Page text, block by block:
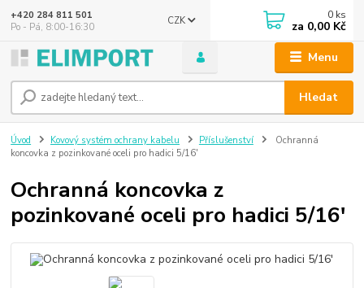
Menu
CZK
Hledat
+420 284 811 501
Po - Pá, 8:00-16:30
0 ks
za 0,00 Kč
Úvod Kovový systém ochrany kabelu Příslušenství
Ochranná
koncovka z pozinkované oceli pro hadici 5/16'
Ochranná koncovka z
pozinkované oceli pro hadici 5/16'